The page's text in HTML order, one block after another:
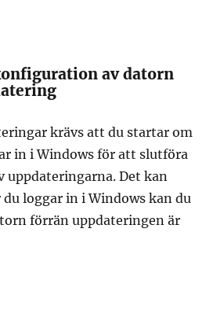
av datorn
krävs att du startar om
in i Windows för att slutföra
uppdateringarna. Det kan
loggar in i Windows kan du
förrän uppdateringen är